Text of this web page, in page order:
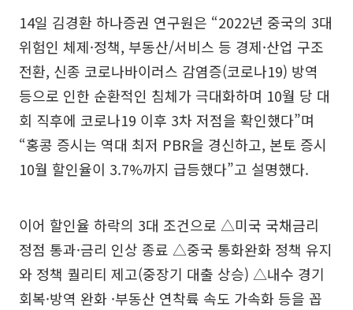
14일 김경환 하나증권 연구원은 “2022년 중국의 3대
위험인 체제·정책, 부동산/서비스 등 경제·산업 구조
전환, 신종 코로나바이러스 감염증(코로나19) 방역
등으로 인한 순환적인 침체가 극대화하며 10월 당 대
회 직후에 코로나19 이후 3차 저점을 확인했다”며
“홍콩 증시는 역대 최저 PBR을 경신하고, 본토 증시
10월 할인율이 3.7%까지 급등했다”고 설명했다.
이어 할인율 하락의 3대 조건으로 △미국 국채금리
정점 통과·금리 인상 종료 △중국 통화완화 정책 유지
와 정책 퀄리티 제고(중장기 대출 상승) △내수 경기
회복·방역 완화 ·부동산 연착륙 속도 가속화 등을 꼽